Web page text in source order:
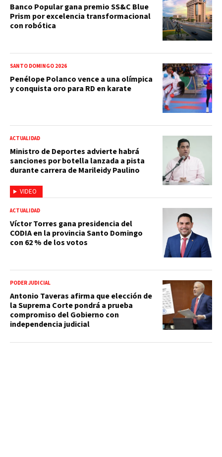
Banco Popular gana premio SS&C Blue
Prism por excelencia transformacional
con robótica
SANTO DOMINGO 2026
Penélope Polanco vence a una olímpica
y conquista oro para RD en karate
VIDEO
ACTUALIDAD
Ministro de Deportes advierte habrá
sanciones por botella lanzada a pista
durante carrera de Marileidy Paulino
ACTUALIDAD
Víctor Torres gana presidencia del
CODIA en la provincia Santo Domingo
con 62 % de los votos
PODER JUDICIAL
Antonio Taveras afirma que elección de
la Suprema Corte pondrá a prueba
compromiso del Gobierno con
independencia judicial